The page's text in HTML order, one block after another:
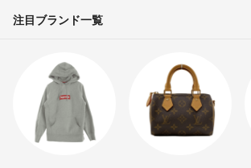
注目ブランド一覧